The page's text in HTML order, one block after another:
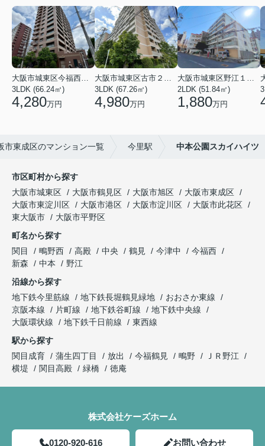
大阪市城東区今福西６丁目
3LDK (66.24㎡)
4,280万円
大阪市城東区古市２丁目
3LDK (67.26㎡)
4,980万円
大阪市城東区野江１丁目
2LDK (51.84㎡)
1,880万円
市東成区のマンション一覧 今里駅 中本公園スカイハイツ
市区町村から探す
大阪市城東区
大阪市鶴見区 大阪市旭区
大阪市東成区
大阪市東淀川区
大阪市港区 大阪市淀川区
大阪市此花区
東大阪市
大阪市平野区
町名から探す
関目
鴫野西 高殿 中央 鶴見 今津中
今福西
新森
中本
野江
沿線から探す
地下鉄今里筋線
地下鉄長堀鶴見緑地
おおさか東線
京阪本線
片町線 地下鉄谷町線
地下鉄中央線
大阪環状線
地下鉄千日前線
東西線
駅から探す
関目成育
蒲生四丁目 放出 今福鶴見 鴫野
ＪＲ野江
横堤
関目高殿 緑橋 徳庵
株式会社ケーズホーム
0120-920-616 お問い合わせ